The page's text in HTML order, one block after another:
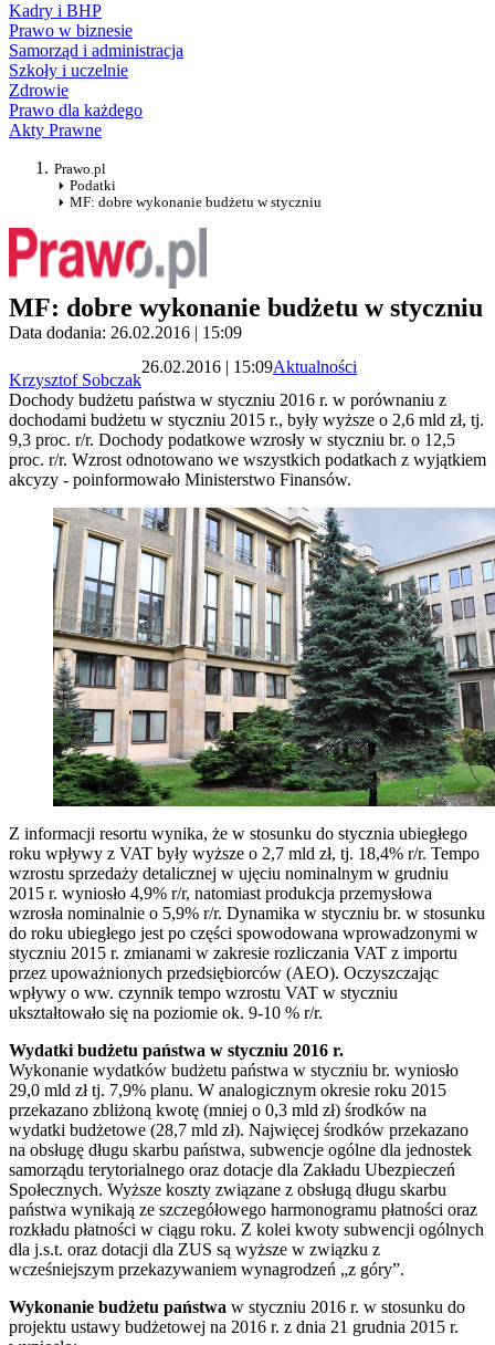
Kadry i BHP
Prawo w biznesie
Samorząd i administracja
Szkoły i uczelnie
Zdrowie
Prawo dla każdego
Akty Prawne
Prawo.pl
Podatki
MF: dobre wykonanie budżetu w styczniu
MF: dobre wykonanie budżetu w styczniu
Data dodania: 26.02.2016 | 15:09
Krzysztof Sobczak
26.02.2016 | 15:09Aktualności
Dochody budżetu państwa w styczniu 2016 r. w porównaniu z
dochodami budżetu w styczniu 2015 r., były wyższe o 2,6 mld zł, tj.
9,3 proc. r/r. Dochody podatkowe wzrosły w styczniu br. o 12,5
proc. r/r. Wzrost odnotowano we wszystkich podatkach z wyjątkiem
akcyzy - poinformowało Ministerstwo Finansów.
Z informacji resortu wynika, że w stosunku do stycznia ubiegłego
roku wpływy z VAT były wyższe o 2,7 mld zł, tj. 18,4% r/r. Tempo
wzrostu sprzedaży detalicznej w ujęciu nominalnym w grudniu
2015 r. wyniosło 4,9% r/r, natomiast produkcja przemysłowa
wzrosła nominalnie o 5,9% r/r. Dynamika w styczniu br. w stosunku
do roku ubiegłego jest po części spowodowana wprowadzonymi w
styczniu 2015 r. zmianami w zakresie rozliczania VAT z importu
przez upoważnionych przedsiębiorców (AEO). Oczyszczając
wpływy o ww. czynnik tempo wzrostu VAT w styczniu
ukształtowało się na poziomie ok. 9-10 % r/r.
Wydatki budżetu państwa w styczniu 2016 r.
Wykonanie wydatków budżetu państwa w styczniu br. wyniosło
29,0 mld zł tj. 7,9% planu. W analogicznym okresie roku 2015
przekazano zbliżoną kwotę (mniej o 0,3 mld zł) środków na
wydatki budżetowe (28,7 mld zł). Najwięcej środków przekazano
na obsługę długu skarbu państwa, subwencje ogólne dla jednostek
samorządu terytorialnego oraz dotacje dla Zakładu Ubezpieczeń
Społecznych. Wyższe koszty związane z obsługą długu skarbu
państwa wynikają ze szczegółowego harmonogramu płatności oraz
rozkładu płatności w ciągu roku. Z kolei kwoty subwencji ogólnych
dla j.s.t. oraz dotacji dla ZUS są wyższe w związku z
wcześniejszym przekazywaniem wynagrodzeń „z góry”.
Wykonanie budżetu państwa w styczniu 2016 r. w stosunku do
projektu ustawy budżetowej na 2016 r. z dnia 21 grudnia 2015 r.